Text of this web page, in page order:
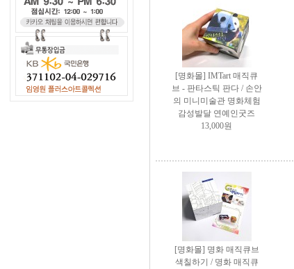
[명화몰] IMTart 매직큐
브 - 판타스틱 판다 / 손안
의 미니미술관 명화체험
감성발달 연예인굿즈
13,000원
[명화몰] 명화 매직큐브
색칠하기 / 명화 매직큐